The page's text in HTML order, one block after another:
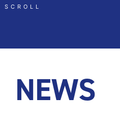
SCROLL
NEWS